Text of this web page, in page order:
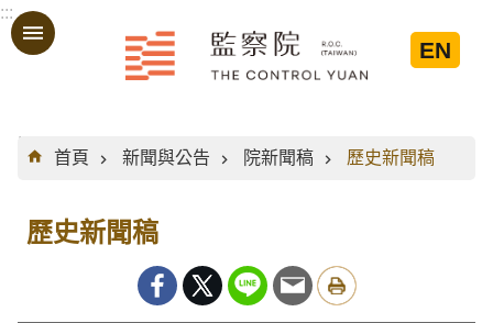
跳到主要內容區塊
:::
EN
:::
首頁
新聞與公告 院新聞稿 歷史新聞稿
歷史新聞稿